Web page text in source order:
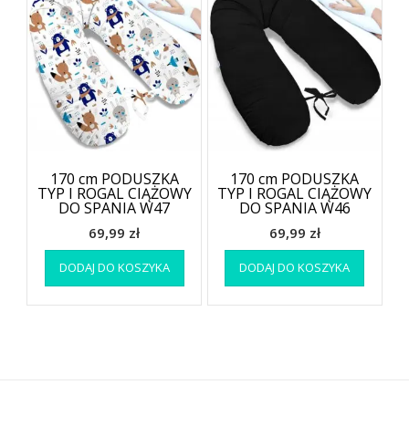
170 cm PODUSZKA
TYP I ROGAL CIĄŻOWY
DO SPANIA W47
69,99 zł
DODAJ DO KOSZYKA
170 cm PODUSZKA
TYP I ROGAL CIĄŻOWY
DO SPANIA W46
69,99 zł
DODAJ DO KOSZYKA